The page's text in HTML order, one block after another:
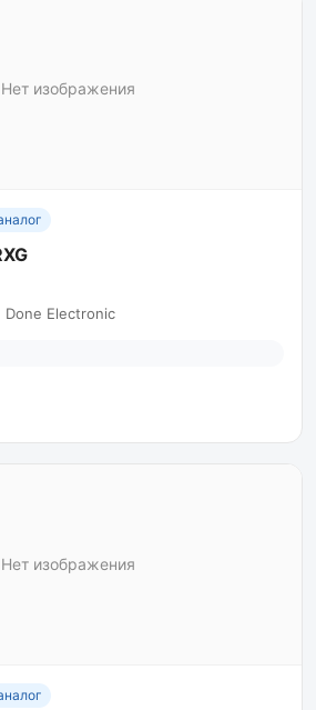
Нет изображения
Done Electronic
Нет изображения